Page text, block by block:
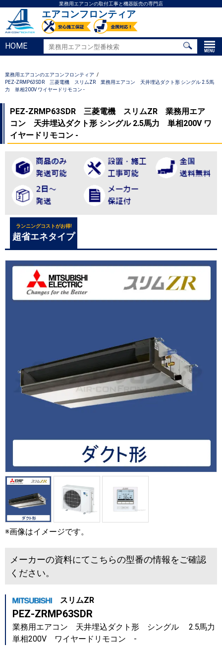
業務用エアコンの取付工事と機器販売の専門店
エアコンフロンティア
HOME
業務用エアコンのエアコンフロンティア
PEZ-ZRMP63SDR 三菱電機 スリムZR 業務用エアコン 天井埋込ダクト形 シングル 2.5馬
力 単相200V ワイヤードリモコン -
PEZ-ZRMP63SDR 三菱電機 スリムZR 業務用エア
コン 天井埋込ダクト形 シングル 2.5馬力 単相200V ワ
イヤードリモコン -
ランニングコストがお得!
超省エネタイプ
※画像はイメージです。
メーカーの資料にてこちらの型番の情報をご確認
ください。
スリムZR
PEZ-ZRMP63SDR
業務用エアコン 天井埋込ダクト形 シングル 2.5馬力
単相200V ワイヤードリモコン -